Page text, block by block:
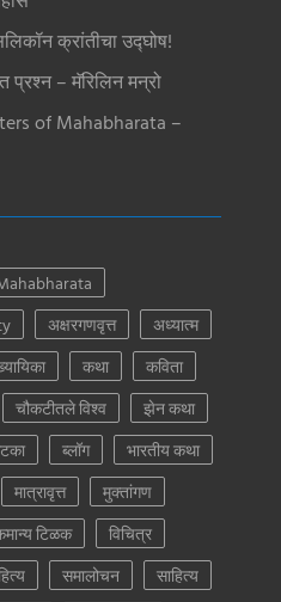
क्रांतीचा उद्घोष!
– मॅरिलिन मन्रो
of Mahabharata –
अक्षरगणवृत्त
अध्यात्म
कथा
कविता
चौकटीतले विश्व
झेन कथा
ब्लॉग
भारतीय कथा
मात्रावृत्त
मुक्तांगण
टिळक
विचित्र
समालोचन
साहित्य